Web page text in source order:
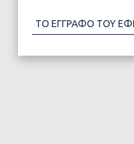
ΤΟ ΕΓΓΡΑΦΟ ΤΟΥ